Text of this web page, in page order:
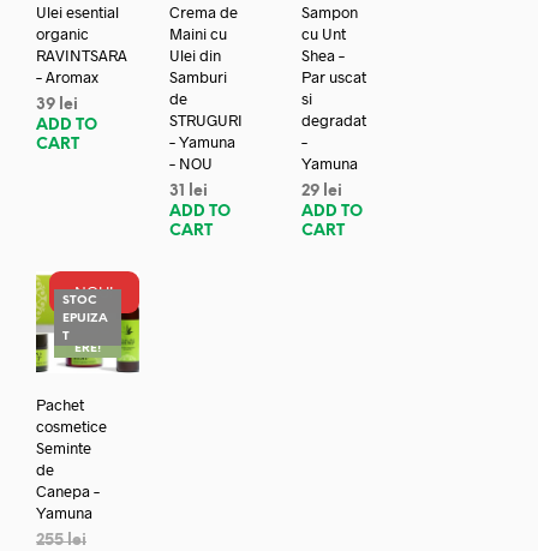
Ulei esential
organic
RAVINTSARA
– Aromax
39 lei
ADD TO
CART
Crema de
Maini cu
Ulei din
Samburi
de
STRUGURI
– Yamuna
– NOU
31
lei
ADD TO
CART
Sampon
cu Unt
Shea –
Par uscat
si
degradat
–
Yamuna
29 lei
ADD TO
CART
NOU!
STOC
EPUIZA
TREDUC
ERE!
Pachet
cosmetice
Seminte
de
Canepa –
Yamuna
255lei